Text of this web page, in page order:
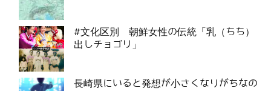
#文化区別 朝鮮女性の伝統「乳（ちち）
出しチョゴリ」
長崎県にいると発想が小さくなりがちなの